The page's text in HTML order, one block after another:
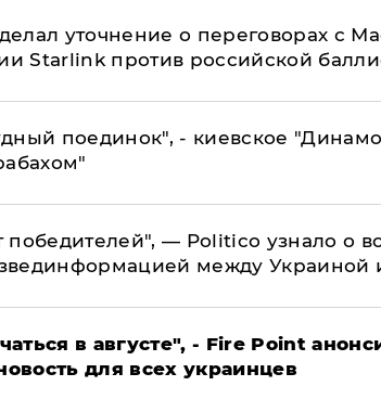
уточнение о переговорах с
Starlink против российской
поединок", - киевское
победителей", — Politico узнало о
между
в августе", - Fire Point
для всех украинцев